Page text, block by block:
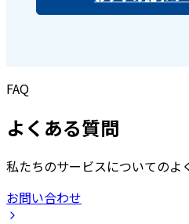
FAQ
よくある質問
私たちのサービスについてのよ
お問い合わせ